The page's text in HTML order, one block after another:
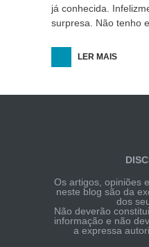
já conhecida.
surpresa. Não tenho
LER MAIS
Os artigos, opiniões
neste blog são da
dos
Não deverão
informação e não
a expressa